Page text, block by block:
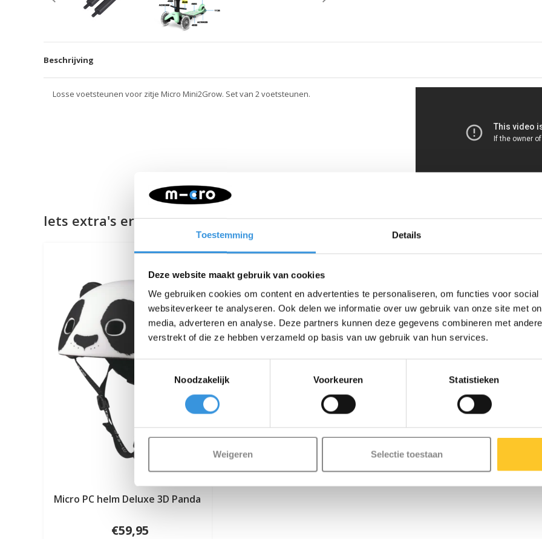
Toestemming Details
Deze website maakt gebruik van cookies
We gebruiken cookies om content en advertenties te personaliseren, om functies voor
websiteverkeer te analyseren. Ook delen we informatie over uw gebruik van onze site met
media, adverteren en analyse. Deze partners kunnen deze gegevens combineren met
verstrekt of die ze hebben verzameld op basis van uw gebruik van hun services.
Noodzakelijk
Voorkeuren Statistieken
Weigeren Selectie toestaan
Beschrijving
Losse voetsteunen voor zitje Micro Mini2Grow. Set van 2 voetsteunen.
Iets extra's erbij?
Micro PC helm Deluxe 3D Panda
€59,95